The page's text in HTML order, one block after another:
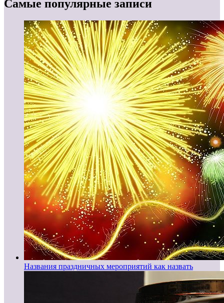
Самые популярные записи
Названия праздничных мероприятий как назвать